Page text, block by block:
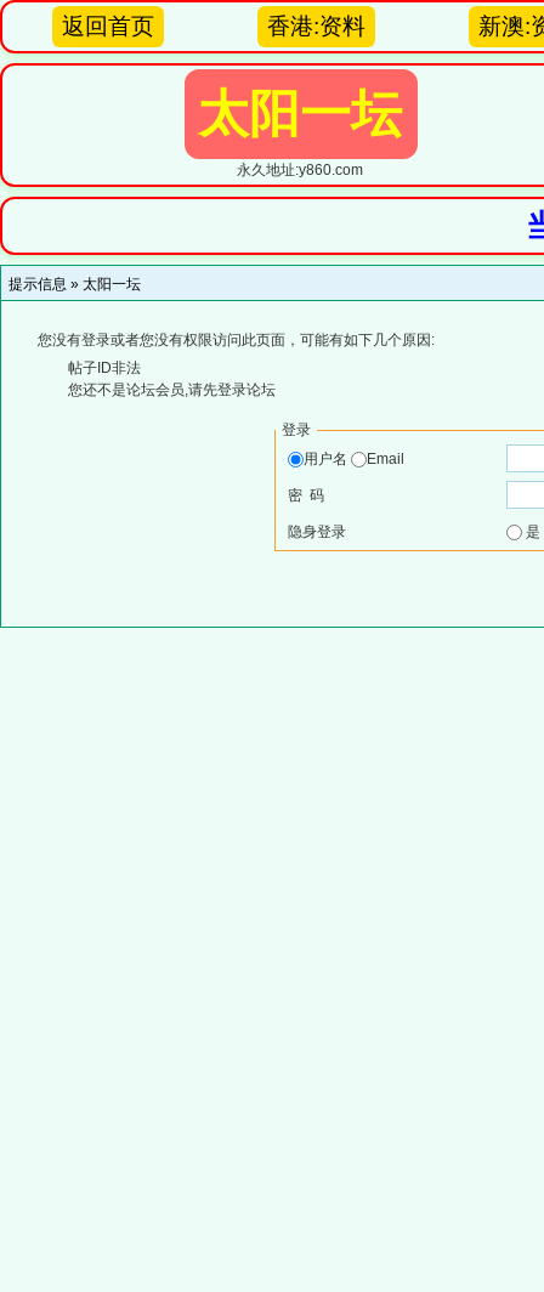
返回首页 香港:资料 新澳:
太阳一坛
永久地址:y860.com
提示信息 » 太阳一坛
您没有登录或者您没有权限访问此页面，可能有如下几个原因:
帖子ID非法
您还不是论坛会员,请先登录论坛
登录
用户名
Email
密 码
隐身登录